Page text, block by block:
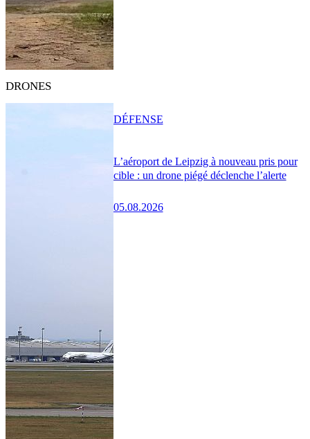
DRONES
L’aéroport de Leipzig à nouveau pris pour
cible : un drone piégé déclenche l’alerte
05.08.2026
DÉFENSE